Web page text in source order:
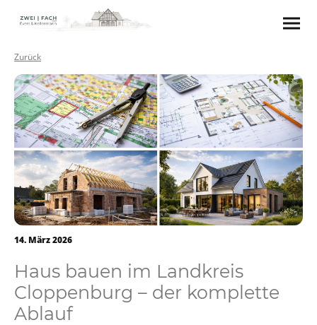
Zurück
14. März 2026
Haus bauen im Landkreis
Cloppenburg – der komplette
Ablauf